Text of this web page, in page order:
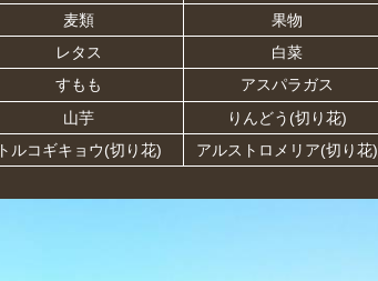
麦類
果物
レタス
白菜
すもも
アスパラガス
山芋
りんどう(切り花)
トルコギキョウ(切り花)
アルストロメリア(切り花)